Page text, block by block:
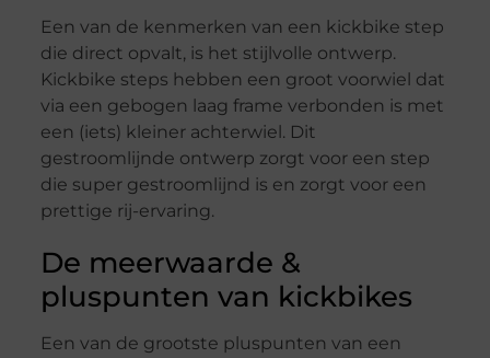
Een van de kenmerken van een kickbike step
die direct opvalt, is het stijlvolle ontwerp.
Kickbike steps hebben een groot voorwiel dat
via een gebogen laag frame verbonden is met
een (iets) kleiner achterwiel. Dit
gestroomlijnde ontwerp zorgt voor een step
die super gestroomlijnd is en zorgt voor een
prettige rij-ervaring.
De meerwaarde &
pluspunten van kickbikes
Een van de grootste pluspunten van een